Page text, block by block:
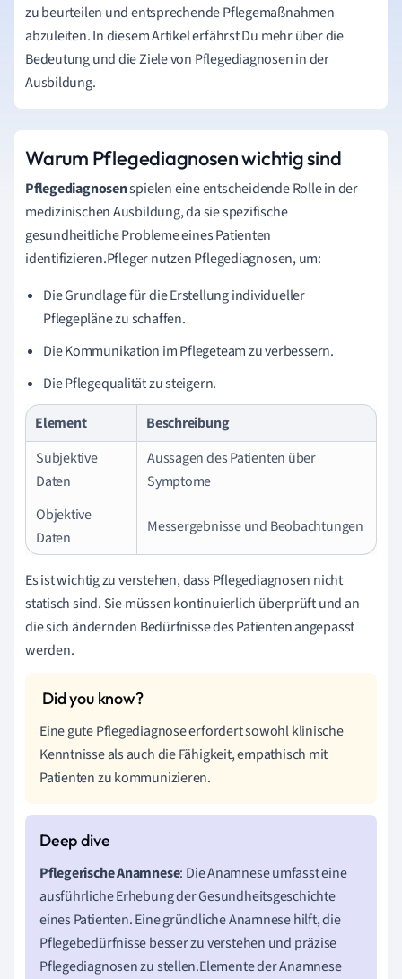
zu beurteilen und entsprechende Pflegemaßnahmen
abzuleiten. In diesem Artikel erfährst Du mehr über die
Bedeutung und die Ziele von Pflegediagnosen in der
Ausbildung.
Warum Pflegediagnosen wichtig sind
Pflegediagnosenspielen eine entscheidende Rolle in der
medizinischen Ausbildung, da sie spezifische
gesundheitliche Probleme eines Patienten
identifizieren.Pfleger nutzen Pflegediagnosen, um:
Die Grundlage für die Erstellung individueller
Pflegepläne zu schaffen.
Die Kommunikation im Pflegeteam zu verbessern.
Die Pflegequalität zu steigern.
Element
Beschreibung
Subjektive
Daten
Aussagen des Patienten über
Symptome
Objektive
Daten
Messergebnisse und Beobachtungen
Es ist wichtig zu verstehen, dass Pflegediagnosen nicht
statisch sind. Sie müssen kontinuierlich überprüft und an
die sich ändernden Bedürfnisse des Patienten angepasst
werden.
Eine gute Pflegediagnose erfordert sowohl klinische
Kenntnisse als auch die Fähigkeit, empathisch mit
Patienten zu kommunizieren.
Pflegerische Anamnese: Die Anamnese umfasst eine
ausführliche Erhebung der Gesundheitsgeschichte
eines Patienten. Eine gründliche Anamnese hilft, die
Pflegebedürfnisse besser zu verstehen und präzise
Pflegediagnosen zu stellen.Elemente der Anamnese